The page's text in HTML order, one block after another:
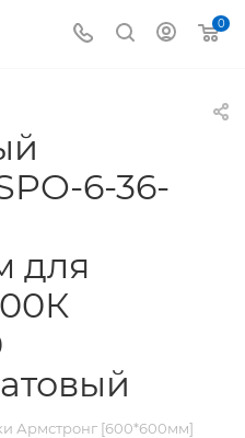
0
6-36-
для
Армстронг [600*600мм]